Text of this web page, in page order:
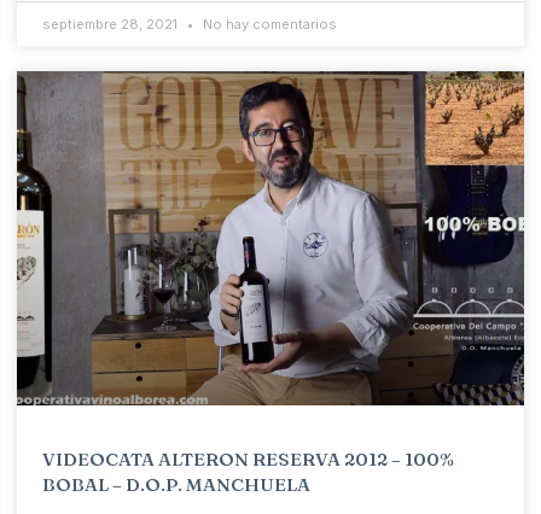
septiembre 28, 2021 No hay comentarios
VIDEOCATA ALTERON RESERVA 2012 – 100%
BOBAL – D.O.P. MANCHUELA